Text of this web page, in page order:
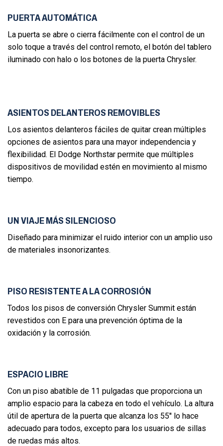
PUERTA AUTOMÁTICA
La puerta se abre o cierra fácilmente con el control de un
solo toque a través del control remoto, el botón del tablero
iluminado con halo o los botones de la puerta Chrysler.
ASIENTOS DELANTEROS REMOVIBLES
Los asientos delanteros fáciles de quitar crean múltiples
opciones de asientos para una mayor independencia y
flexibilidad. El Dodge Northstar permite que múltiples
dispositivos de movilidad estén en movimiento al mismo
tiempo.
UN VIAJE MÁS SILENCIOSO
Diseñado para minimizar el ruido interior con un amplio uso
de materiales insonorizantes.
PISO RESISTENTE A LA CORROSIÓN
Todos los pisos de conversión Chrysler Summit están
revestidos con E para una prevención óptima de la
oxidación y la corrosión.
ESPACIO LIBRE
Con un piso abatible de 11 pulgadas que proporciona un
amplio espacio para la cabeza en todo el vehículo. La altura
útil de apertura de la puerta que alcanza los 55'' lo hace
adecuado para todos, excepto para los usuarios de sillas
de ruedas más altos.